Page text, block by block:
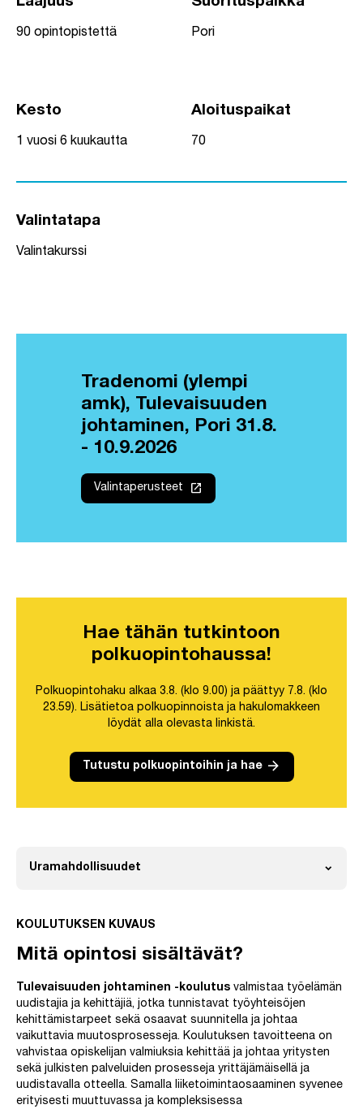
90 opintopistettä Pori
Kesto
1 vuosi 6 kuukautta
Aloituspaikat
70
Valintatapa
Valintakurssi
Tradenomi (ylempi
amk), Tulevaisuuden
johtaminen, Pori 31.8.
- 10.9.2026
Valintaperusteet launch
Hae tähän tutkintoon
polkuopintohaussa!
Polkuopintohaku alkaa 3.8. (klo 9.00) ja päättyy 7.8. (klo
23.59). Lisätietoa polkuopinnoista ja hakulomakkeen
löydät alla olevasta linkistä.
Tutustu polkuopintoihin ja hae arrow_forward
Uramahdollisuudet expand_more
KOULUTUKSEN KUVAUS
Mitä opintosi sisältävät?
Tulevaisuuden johtaminen -koulutus valmistaa työelämän
uudistajia ja kehittäjiä, jotka tunnistavat työyhteisöjen
kehittämistarpeet sekä osaavat suunnitella ja johtaa
vaikuttavia muutosprosesseja. Koulutuksen tavoitteena on
vahvistaa opiskelijan valmiuksia kehittää ja johtaa yritysten
sekä julkisten palveluiden prosesseja yrittäjämäisellä ja
uudistavalla otteella. Samalla liiketoimintaosaaminen syvenee
erityisesti muuttuvassa ja kompleksisessa